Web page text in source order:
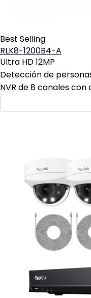
Best Selling
RLK8-1200B4-A
Ultra HD 12MP
Detección de
NVR de 8 canales con